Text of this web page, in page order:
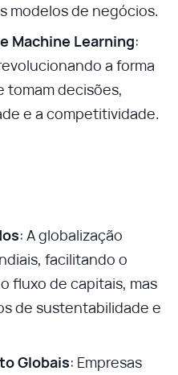
modelos de negócios.
Machine Learning:
a forma
tomam decisões,
e a competitividade.
: A globalização
facilitando o
fluxo de capitais, mas
de sustentabilidade e
Globais: Empresas